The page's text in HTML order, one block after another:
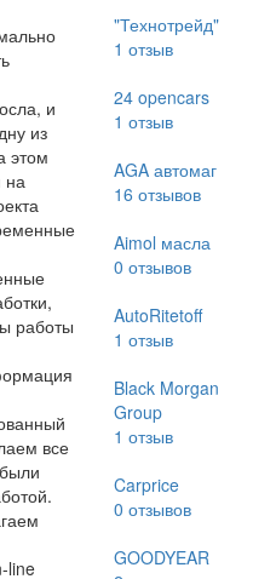
и
из
этом
на
работы
все
line
"Технотрейд"
1 отзыв
24 opencars
1 отзыв
AGA автомаг
16 отзывов
Aimol масла
0 отзывов
AutoRitetoff
1 отзыв
Black Morgan
Group
1 отзыв
Carprice
0 отзывов
GOODYEAR